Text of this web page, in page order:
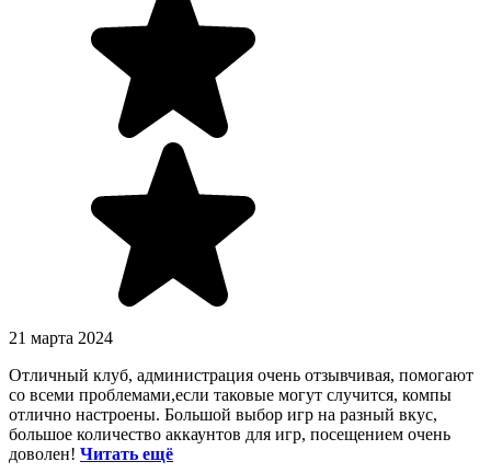
21 марта 2024
Отличный клуб, администрация очень отзывчивая, помогают
со всеми проблемами,если таковые могут случится, компы
отлично настроены. Большой выбор игр на разный вкус,
большое количество аккаунтов для игр, посещением очень
доволен! Читать ещё